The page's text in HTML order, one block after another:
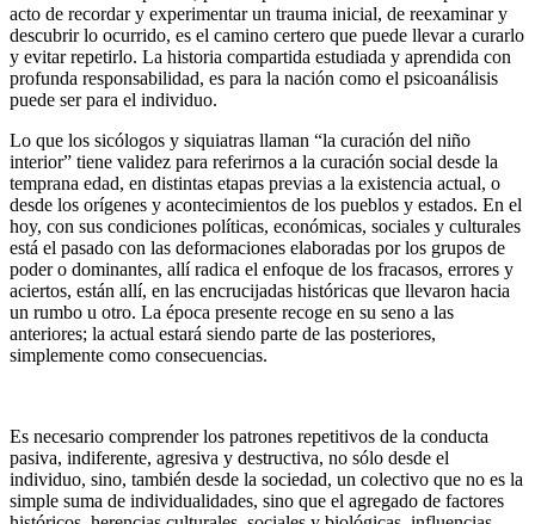
acto de recordar y experimentar un trauma inicial, de reexaminar y
descubrir lo ocurrido, es el camino certero que puede llevar a curarlo
y evitar repetirlo. La historia compartida estudiada y aprendida con
profunda responsabilidad, es para la nación como el psicoanálisis
puede ser para el individuo.
Lo que los sicólogos y siquiatras llaman “la curación del niño
interior” tiene validez para referirnos a la curación social desde la
temprana edad, en distintas etapas previas a la existencia actual, o
desde los orígenes y acontecimientos de los pueblos y estados. En el
hoy, con sus condiciones políticas, económicas, sociales y culturales
está el pasado con las deformaciones elaboradas por los grupos de
poder o dominantes, allí radica el enfoque de los fracasos, errores y
aciertos, están allí, en las encrucijadas históricas que llevaron hacia
un rumbo u otro. La época presente recoge en su seno a las
anteriores; la actual estará siendo parte de las posteriores,
simplemente como consecuencias.
Es necesario comprender los patrones repetitivos de la conducta
pasiva, indiferente, agresiva y destructiva, no sólo desde el
individuo, sino, también desde la sociedad, un colectivo que no es la
simple suma de individualidades, sino que el agregado de factores